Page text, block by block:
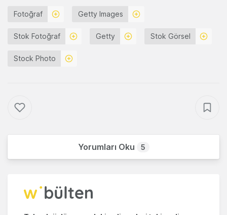
Fotoğraf Getty Images
Stok Fotoğraf Getty Stok Görsel
Stock Photo
Yorumları Oku 5